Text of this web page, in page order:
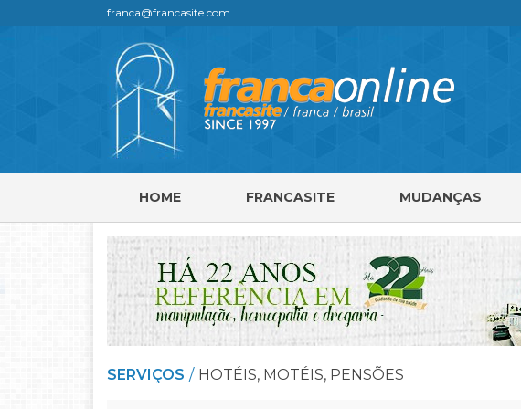
franca@francasite.com
HOME FRANCASITE MUDANÇAS
SERVIÇOS HOTÉIS, MOTÉIS, PENSÕES